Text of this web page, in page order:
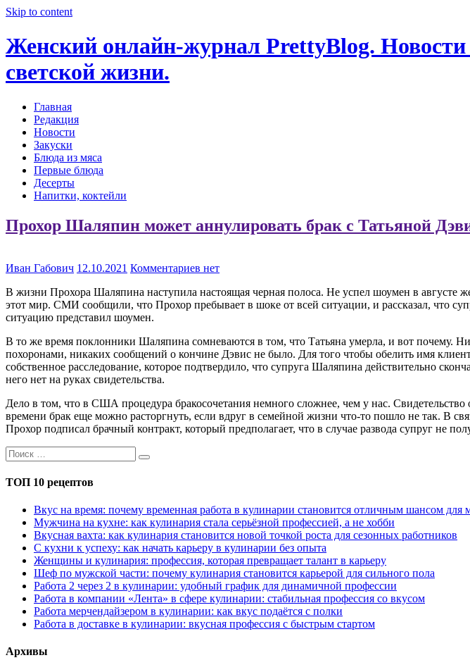
Skip to content
Женский онлайн-журнал PrettyBlog.
светской жизни.
Главная
Редакция
Новости
Закуски
Блюда из мяса
Первые блюда
Десерты
Напитки, коктейли
Прохор Шаляпин может аннулировать брак с Татьяной
Иван Габович 12.10.2021 Комментариев нет
В жизни Прохора Шаляпина наступила настоящая черная полоса. Не успел шоумен в августе
этот мир. СМИ сообщили, что Прохор пребывает в шоке от всей ситуации, и рассказал, что
ситуацию представил шоумен.
В то же время поклонники Шаляпина сомневаются в том, что Татьяна умерла, и вот почему.
похоронами, никаких сообщений о кончине Дэвис не было. Для того чтобы обелить имя
собственное расследование, которое подтвердило, что супруга Шаляпина действительно
него нет на руках свидетельства.
Дело в том, что в США процедура бракосочетания немного сложнее, чем у нас. Свидетельство
времени брак еще можно расторгнуть, если вдруг в семейной жизни что-то пошло не так. В
Прохор подписал брачный контракт, который предполагает, что в случае развода супруг не
ТОП 10 рецептов
Вкус на время: почему временная работа в кулинарии становится отличным шансом для
Мужчина на кухне: как кулинария стала серьёзной профессией, а не хобби
Вкусная вахта: как кулинария становится новой точкой роста для сезонных работников
С кухни к успеху: как начать карьеру в кулинарии без опыта
Женщины и кулинария: профессия, которая превращает талант в карьеру
Шеф по мужской части: почему кулинария становится карьерой для сильного пола
Работа 2 через 2 в кулинарии: удобный график для динамичной профессии
Работа в компании «Лента» в сфере кулинарии: стабильная профессия со вкусом
Работа мерчендайзером в кулинарии: как вкус подаётся с полки
Работа в доставке в кулинарии: вкусная профессия с быстрым стартом
Архивы